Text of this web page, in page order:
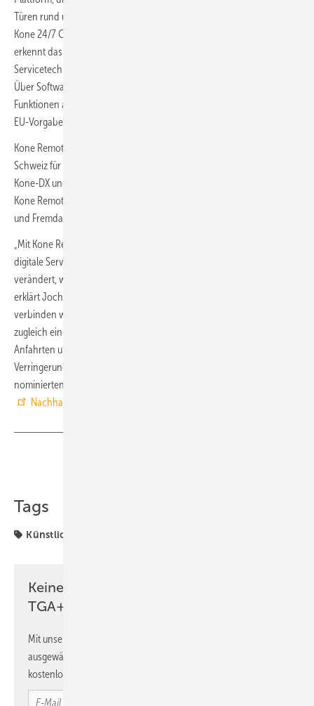
Türen rund um die Uhr überwacht. Technische Grundlage bilden die
Kone 24/7 Connected Services. Mithilfe KI-gestützter Datenanalyse
erkennt das System potenzielle Störungen frühzeitig und informiert
Servicetechniker proaktiv – oft bevor ein Problem überhaupt auftritt.
Über Software-Updates werden die Aufzüge stets mit den neuesten
Funktionen ausgestattet und entsprechen den hohen nationalen und
EU-Vorgaben für Cybersicherheit.
Kone Remote Service ist ab sofort in Deutschland, Österreich und der
Schweiz für mehr als 35.000 digital angeschlossene Anlagen mit
Kone-DX und LCE-Steuerungen direkt verfügbar. Die Verfügbarkeit von
Kone Remote Service wird fortlaufend auf weitere Steuerungstypen
und Fremdanlagen ausgeweitet.
„Mit Kone Remote Services setzen wir einen globalen Standard für
digitale Serviceleistungen in unserer Branche, der nachhaltig
verändert, wie Aufzüge gewartet, überwacht und betrieben werden“,
erklärt Jochen Kramer, Director Service bei Kone DACH. „So
verbinden wir Kundennähe mit technologischer Exzellenz und leisten
zugleich einen wichtigen Beitrag zur Dekarbonisierung durch weniger
Anfahrten und effizientere Prozesse.“ Aufgrund seines Beitrags zur
Verringerung von CO
nominierten Produkte für den renommierten Deutschen
Nachhaltigkeitspreis
Tags
Künstliche Intelligenz
Keine Zeit? Kein Problem mit dem
TGA+E Newsletter!
Mit unserem Newsletter erhalten Sie regelmäßig von uns
ausgewählte Informationen und Neuigkeiten, gebündelt und
kostenlos direkt ins Postfach.